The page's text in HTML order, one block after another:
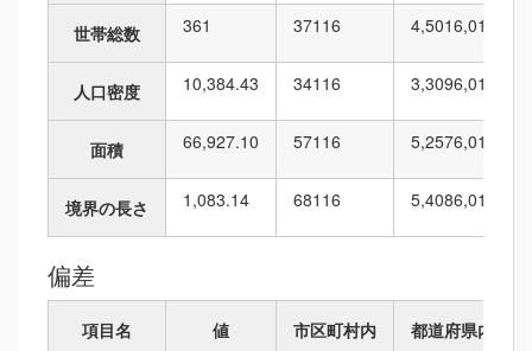
世帯総数 361 37116 4,5016,010
人口密度 10,384.43 34116 3,3096,010
面積 66,927.10 57116 5,2576,010
境界の長さ 1,083.14 68116 5,4086,010
偏差
項目名 値 市区町村内 都道府県内